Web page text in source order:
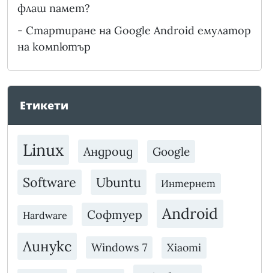
флаш памет?
- Стартиране на Google Android емулатор
на компютър
Етикети
Linux Андроид Google
Software Ubuntu Интернет
Hardware Софтуер Android
Линукс Windows 7 Xiaomi